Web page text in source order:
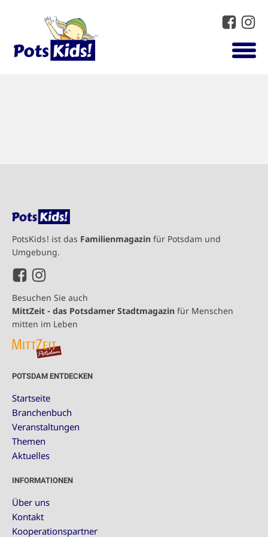
PotsKids! ist das Familienmagazin für Potsdam und
Umgebung.
Besuchen Sie auch
MittZeit - das Potsdamer Stadtmagazin für Menschen
mitten im Leben
POTSDAM ENTDECKEN
Startseite
Branchenbuch
Veranstaltungen
Themen
Aktuelles
INFORMATIONEN
Über uns
Kontakt
Kooperationspartner